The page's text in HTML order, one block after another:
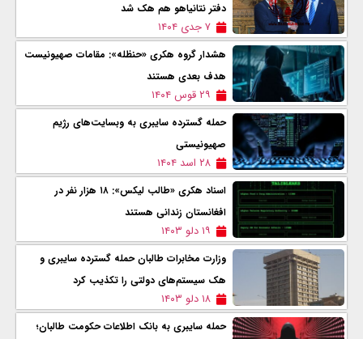
دفتر نتانیاهو هم هک شد
۷ جدی ۱۴۰۴
هشدار گروه هکری «حنظله»: مقامات صهیونیست
هدف بعدی هستند
۲۹ قوس ۱۴۰۴
حمله گسترده سایبری به وبسایت‌های رژیم
صهیونیستی
۲۸ اسد ۱۴۰۴
اسناد هکری «طالب لیکس»: ۱۸ هزار نفر در
افغانستان زندانی هستند
۱۹ دلو ۱۴۰۳
وزارت مخابرات طالبان حمله گسترده سایبری و
هک سیستم‌های دولتی را تکذیب کرد
۱۸ دلو ۱۴۰۳
حمله سایبری به بانک اطلاعات حکومت طالبان؛